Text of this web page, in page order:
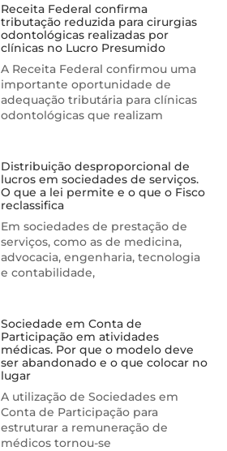
Receita Federal confirma
tributação reduzida para cirurgias
odontológicas realizadas por
clínicas no Lucro Presumido
A Receita Federal confirmou uma
importante oportunidade de
adequação tributária para clínicas
odontológicas que realizam
Distribuição desproporcional de
lucros em sociedades de serviços.
O que a lei permite e o que o Fisco
reclassifica
Em sociedades de prestação de
serviços, como as de medicina,
advocacia, engenharia, tecnologia
e contabilidade,
Sociedade em Conta de
Participação em atividades
médicas. Por que o modelo deve
ser abandonado e o que colocar no
lugar
A utilização de Sociedades em
Conta de Participação para
estruturar a remuneração de
médicos tornou-se